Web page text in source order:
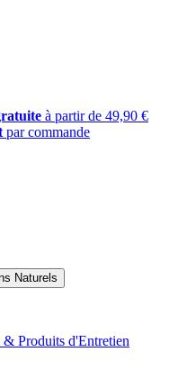
à partir de 49,90 €
par commande
& Produits d'Entretien